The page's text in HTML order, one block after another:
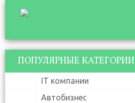
ПОПУЛЯРНЫЕ КАТЕГОРИИ
IT компании
Автобизнес